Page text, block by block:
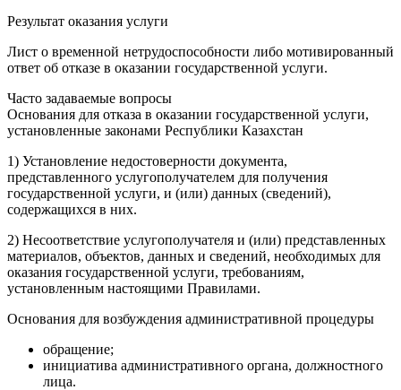
Результат оказания услуги
Лист о временной нетрудоспособности либо мотивированный
ответ об отказе в оказании государственной услуги.
Часто задаваемые вопросы
Основания для отказа в оказании государственной услуги,
установленные законами Республики Казахстан
1) Установление недостоверности документа,
представленного услугополучателем для получения
государственной услуги, и (или) данных (сведений),
содержащихся в них.
2) Несоответствие услугополучателя и (или) представленных
материалов, объектов, данных и сведений, необходимых для
оказания государственной услуги, требованиям,
установленным настоящими Правилами.
Основания для возбуждения административной процедуры
обращение;
инициатива административного органа, должностного
лица.